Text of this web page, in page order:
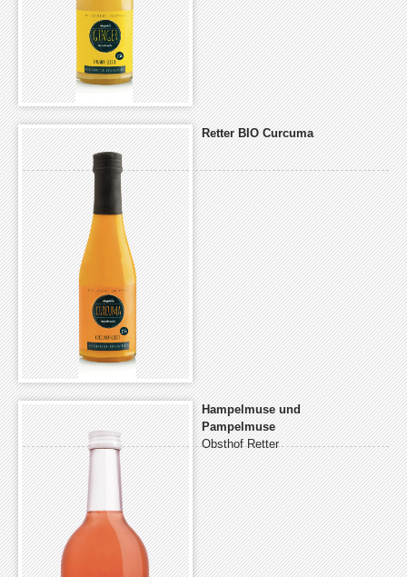
Retter BIO Curcuma
Hampelmuse und
Pampelmuse
Obsthof Retter